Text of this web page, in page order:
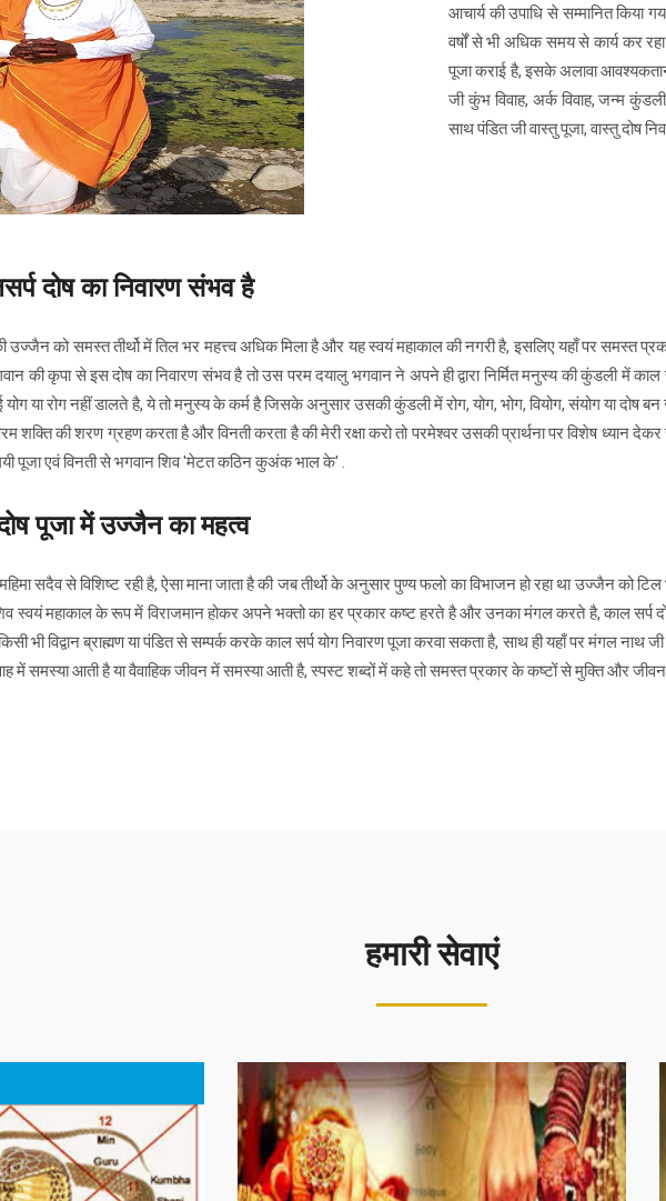
आचार्य की उपाधि से सम्मानित किया
वर्षों से भी अधिक समय से कार्य कर
पूजा कराई है, इसके अलावा
जी कुंभ विवाह, अर्क विवाह, जन्म
साथ पंडित जी वास्तु पूजा, वास्तु दोष
दोष का निवारण संभव है
उज्जैन को समस्त तीर्थो में तिल भर महत्त्व अधिक मिला है और यह स्वयं महाकाल की नगरी है, इसलिए यहाँ पर समस्त
कृपा से इस दोष का निवारण संभव है तो उस परम दयालु भगवान ने अपने ही द्वारा निर्मित मनुस्य की कुंडली में काल
या रोग नहीं डालते है, ये तो मनुस्य के कर्म है जिसके अनुसार उसकी कुंडली में रोग, योग, भोग, वियोग, संयोग या दोष
शक्ति की शरण ग्रहण करता है और विनती करता है की मेरी रक्षा करो तो परमेश्वर उसकी प्रार्थना पर विशेष ध्यान
पूजा एवं विनती से भगवान शिव 'मेटत कठिन कुअंक भाल के' .
पूजा में उज्जैन का महत्व
सदैव से विशिष्ट रही है, ऐसा माना जाता है की जब तीर्थो के अनुसार पुण्य फलो का विभाजन हो रहा था उज्जैन को टिल
स्वयं महाकाल के रूप में विराजमान होकर अपने भक्तो का हर प्रकार कष्ट हरते है और उनका मंगल करते है, काल सर्प
भी विद्वान ब्राह्मण या पंडित से सम्पर्क करके काल सर्प योग निवारण पूजा करवा सकता है, साथ ही यहाँ पर मंगल नाथ
में समस्या आती है या वैवाहिक जीवन में समस्या आती है, स्पस्ट शब्दों में कहे तो समस्त प्रकार के कष्टों से मुक्ति और
हमारी सेवाएं